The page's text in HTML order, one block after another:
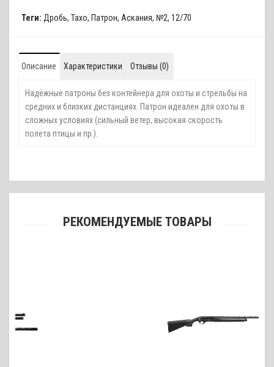
Теги: Дробь, Тахо, Патрон, Аскания, №2, 12/70
Описание Характеристики Отзывы (0)
Надёжные патроны без контейнера для охоты и стрельбы на
средних и близких дистанциях. Патрон идеален для охоты в
сложных условиях (сильный ветер, высокая скорость
полета птицы и пр.).
РЕКОМЕНДУЕМЫЕ ТОВАРЫ